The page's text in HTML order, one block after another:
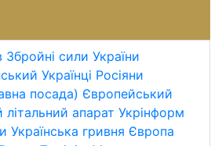
Збройні сили України
Українці Росіяни
посада) Європейський
літальний апарат Укрінформ
Українська гривня Європа